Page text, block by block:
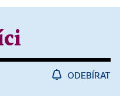
ODEBÍRAT